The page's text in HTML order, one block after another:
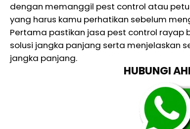
dengan memanggil pest control atau
yang harus kamu perhatikan sebelum
Pertama pastikan jasa pest control rayap
solusi jangka panjang serta menjelaskan
jangka panjang.
HUBUNGI